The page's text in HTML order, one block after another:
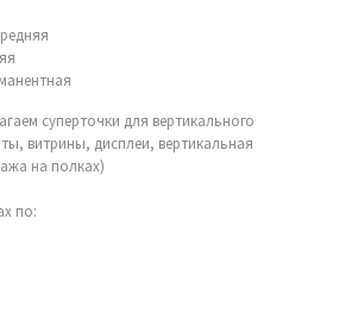
суперточки для вертикального
витрины, дисплеи, вертикальная
на полках)
по: